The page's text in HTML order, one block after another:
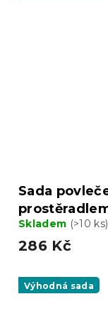
Sada
Skladem (>10 ks)
286 Kč
Výhodná sada